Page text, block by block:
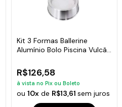
Kit 3 Formas Ballerine
Alumínio Bolo Piscina Vulcão
R$126,58
à vista no Pix ou Boleto
ou 10xde R$13,61 sem juros